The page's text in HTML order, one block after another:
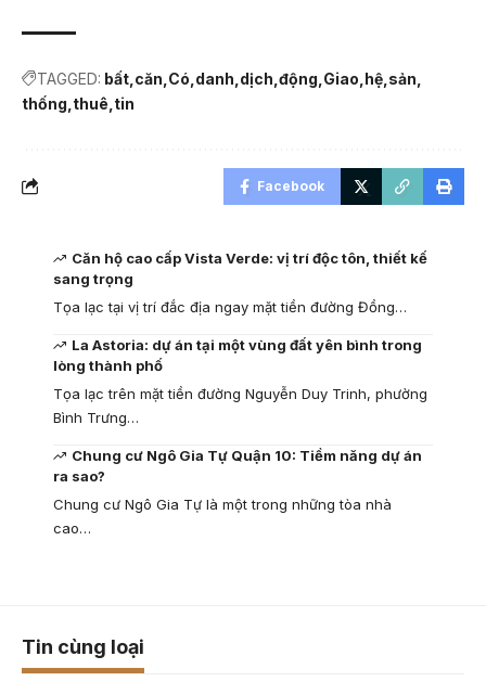
TAGGED: bất căn Có danh dịch động Giao hệ sản
thống thuê tin
Facebook
Căn hộ cao cấp Vista Verde: vị trí độc tôn, thiết kế
sang trọng
Tọa lạc tại vị trí đắc địa ngay mặt tiền đường Đồng…
La Astoria: dự án tại một vùng đất yên bình trong
lòng thành phố
Tọa lạc trên mặt tiền đường Nguyễn Duy Trinh, phường
Bình Trưng…
Chung cư Ngô Gia Tự Quận 10: Tiềm năng dự án
ra sao?
Chung cư Ngô Gia Tự là một trong những tòa nhà
cao…
Tin cùng loại